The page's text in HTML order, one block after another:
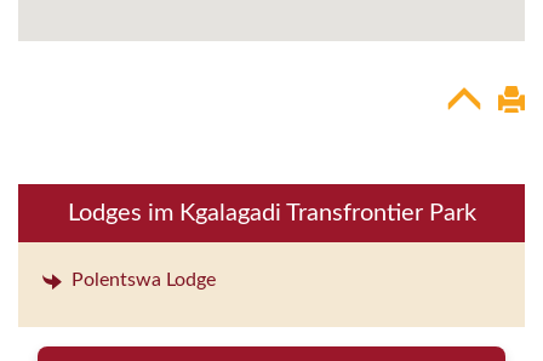
Lodges im Kgalagadi Transfrontier Park
Polentswa Lodge